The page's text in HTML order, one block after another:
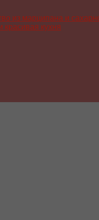
из марципана и
красивая кухня